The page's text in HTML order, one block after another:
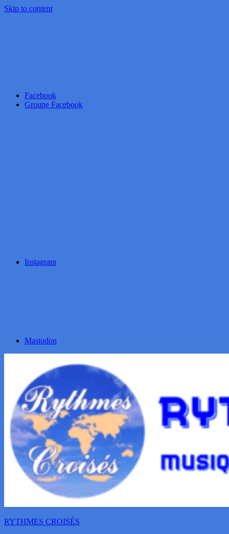
Skip to content
Facebook
Groupe Facebook
Instagram
Mastodon
RYTHMES CROISÉS